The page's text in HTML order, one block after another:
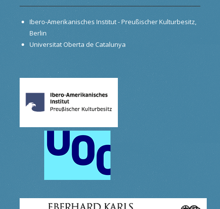
Ibero-Amerikanisches Institut - Preußischer Kulturbesitz,
Berlin
Universitat Oberta de Catalunya